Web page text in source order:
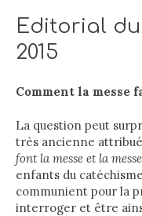
Editorial
2015
Comment la messe
La question peut
très ancienne
font la messe et la
enfants du
communient pour la
interroger et être